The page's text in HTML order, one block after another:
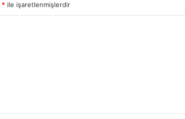
* ile işaretlenmişlerdir